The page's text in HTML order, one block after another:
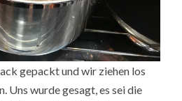
gepackt und wir ziehen los
Uns wurde gesagt, es sei die